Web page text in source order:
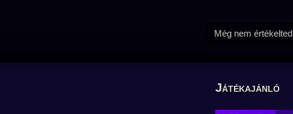
Még nem értékelted
Játékajánló